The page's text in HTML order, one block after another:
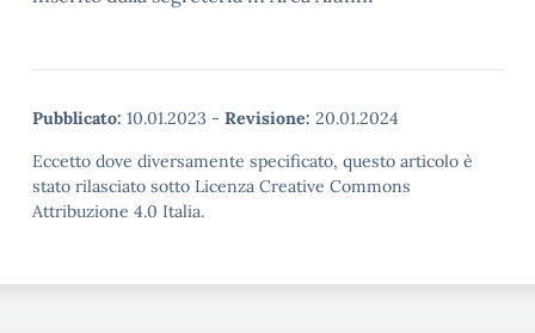
Pubblicato: 10.01.2023 - Revisione: 20.01.2024
Eccetto dove diversamente specificato, questo articolo è
stato rilasciato sotto Licenza Creative Commons
Attribuzione 4.0 Italia.